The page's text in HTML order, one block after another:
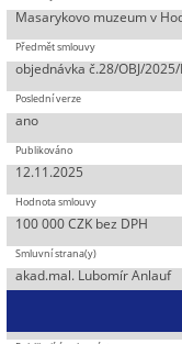
Masarykovo muzeum v
objednávka č.28/OBJ/
ano
12.11.2025
100 000 CZK bez DPH
akad.mal. Lubomír Anlauf